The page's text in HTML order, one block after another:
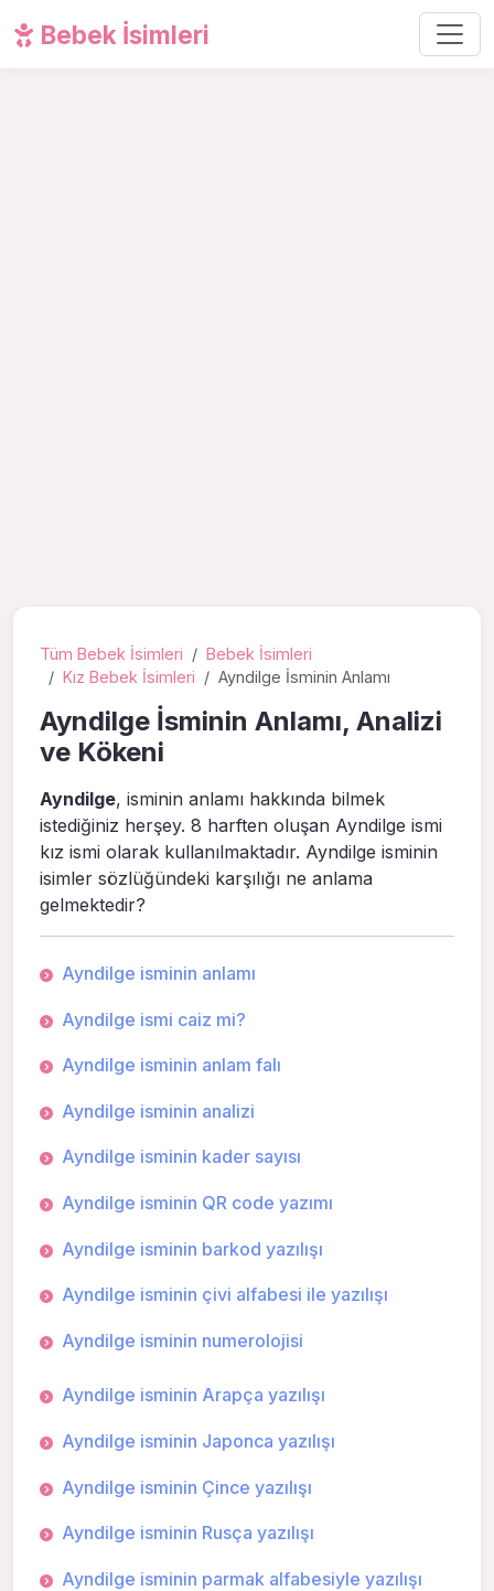
Bebek İsimleri
Tüm Bebek İsimleri
Bebek İsimleri
Kız Bebek İsimleri
Ayndilge İsminin Anlamı
Ayndilge İsminin Anlamı, Analizi
ve Kökeni
Ayndilge, isminin anlamı hakkında bilmek
istediğiniz herşey. 8 harften oluşan Ayndilge ismi
kız ismi olarak kullanılmaktadır. Ayndilge isminin
isimler sözlüğündeki karşılığı ne anlama
gelmektedir?
Ayndilge isminin anlamı
Ayndilge ismi caiz mi?
Ayndilge isminin anlam falı
Ayndilge isminin analizi
Ayndilge isminin kader sayısı
Ayndilge isminin QR code yazımı
Ayndilge isminin barkod yazılışı
Ayndilge isminin çivi alfabesi ile yazılışı
Ayndilge isminin numerolojisi
Ayndilge isminin Arapça yazılışı
Ayndilge isminin Japonca yazılışı
Ayndilge isminin Çince yazılışı
Ayndilge isminin Rusça yazılışı
Ayndilge isminin parmak alfabesiyle yazılışı